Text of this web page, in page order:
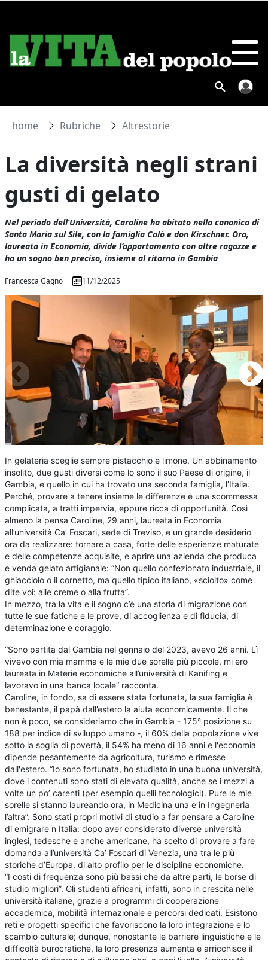
home Rubriche Altrestorie
La diversità negli strani
gusti di gelato
Nel periodo dell’Università, Caroline ha abitato nella canonica di
Santa Maria sul Sile, con la famiglia Calò e don Kirschner. Ora,
laureata in Economia, divide l’appartamento con altre ragazze e
ha un sogno ben preciso, insieme al ritorno in Gambia
Francesca Gagno 11/12/2025
In gelateria sceglie sempre pistacchio e limone. Un abbinamento
insolito, due gusti diversi come lo sono il suo Paese di origine, il
Gambia, e quello in cui ha trovato una seconda famiglia, l’Italia.
Perché, provare a tenere insieme le differenze è una scommessa
complicata, a tratti impervia, eppure ricca di opportunità. Così
almeno la pensa Caroline, 29 anni, laureata in Economia
all’università Ca’ Foscari, sede di Treviso, e un grande desiderio
ora da realizzare: tornare a casa, forte delle esperienze maturate
e delle competenze acquisite, e aprire una azienda che produca
e venda gelato artigianale: “Non quello confezionato industriale, il
ghiacciolo o il cornetto, ma quello tipico italiano, «sciolto» come
dite voi: alle creme o alla frutta”.
In mezzo, tra la vita e il sogno c’è una storia di migrazione con
tutte le sue fatiche e le prove, di accoglienza e di fiducia, di
determinazione e coraggio.
“Sono partita dal Gambia nel gennaio del 2023, avevo 26 anni. Lì
vivevo con mia mamma e le mie due sorelle più piccole, mi ero
laureata in Materie economiche all’università di Kanifing e
lavoravo in una banca locale” racconta.
Caroline, in fondo, sa di essere stata fortunata, la sua famiglia è
benestante, il papà dall’estero la aiuta economicamente. Il che
non è poco, se consideriamo che in Gambia - 175ª posizione su
188 per indice di sviluppo umano -, il 60% della popolazione vive
sotto la soglia di povertà, il 54% ha meno di 16 anni e l'economia
dipende pesantemente da agricoltura, turismo e rimesse
dall'estero. “Io sono fortunata, ho studiato in una buona università,
dove i contenuti sono stati di elevata qualità, anche se i mezzi a
volte un po’ carenti (per esempio quelli tecnologici). Pure le mie
sorelle si stanno laureando ora, in Medicina una e in Ingegneria
l’altra”. Sono stati propri motivi di studio a far pensare a Caroline
di emigrare n Italia: dopo aver considerato diverse università
inglesi, tedesche e anche americane, ha scelto di provare a fare
domanda all’università Ca’ Foscari di Venezia, una tra le più
storiche d’Europa, di alto profilo per le discipline economiche.
“I costi di frequenza sono più bassi che da altre parti, le borse di
studio migliori”. Gli studenti africani, infatti, sono in crescita nelle
università italiane, grazie a programmi di cooperazione
accademica, mobilità internazionale e percorsi dedicati. Esistono
reti e progetti specifici che favoriscono la loro integrazione e lo
scambio culturale; dunque, nonostante le barriere linguistiche e le
difficoltà burocratiche, la loro presenza aumenta e arricchisce il